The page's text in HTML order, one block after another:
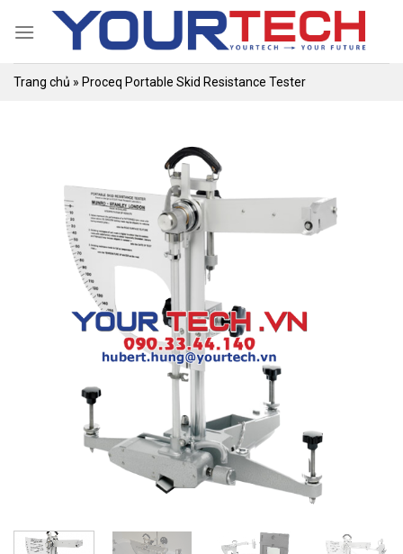
Trang chủ » Proceq Portable Skid Resistance Tester